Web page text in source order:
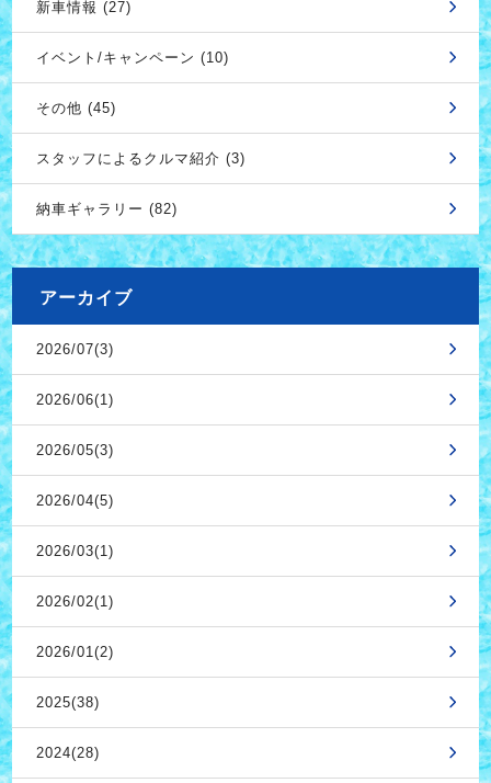
新車情報 (27)
イベント/キャンペーン (10)
その他 (45)
スタッフによるクルマ紹介 (3)
納車ギャラリー (82)
アーカイブ
2026/07(3)
2026/06(1)
2026/05(3)
2026/04(5)
2026/03(1)
2026/02(1)
2026/01(2)
2025(38)
2024(28)